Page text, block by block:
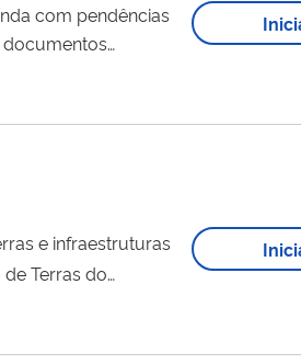
com pendências
assim que a
e infraestruturas
Terras do